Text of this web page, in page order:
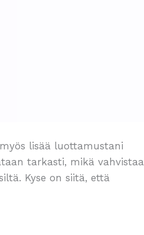
lisää luottamustani
tarkasti, mikä vahvistaa
Kyse on siitä, että